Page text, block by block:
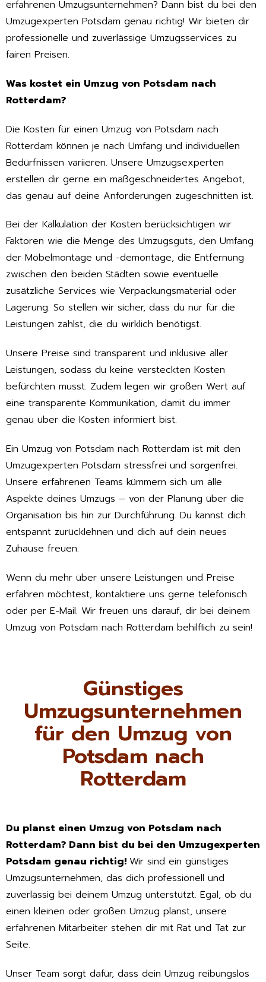
erfahrenen Umzugsunternehmen? Dann bist du bei den
Umzugexperten Potsdam genau richtig! Wir bieten dir
professionelle und zuverlässige Umzugsservices zu
fairen Preisen.
Was kostet ein Umzug von Potsdam nach
Rotterdam?
Die Kosten für einen Umzug von Potsdam nach
Rotterdam können je nach Umfang und individuellen
Bedürfnissen variieren. Unsere Umzugsexperten
erstellen dir gerne ein maßgeschneidertes Angebot,
das genau auf deine Anforderungen zugeschnitten ist.
Bei der Kalkulation der Kosten berücksichtigen wir
Faktoren wie die Menge des Umzugsguts, den Umfang
der Möbelmontage und -demontage, die Entfernung
zwischen den beiden Städten sowie eventuelle
zusätzliche Services wie Verpackungsmaterial oder
Lagerung. So stellen wir sicher, dass du nur für die
Leistungen zahlst, die du wirklich benötigst.
Unsere Preise sind transparent und inklusive aller
Leistungen, sodass du keine versteckten Kosten
befürchten musst. Zudem legen wir großen Wert auf
eine transparente Kommunikation, damit du immer
genau über die Kosten informiert bist.
Ein Umzug von Potsdam nach Rotterdam ist mit den
Umzugexperten Potsdam stressfrei und sorgenfrei.
Unsere erfahrenen Teams kümmern sich um alle
Aspekte deines Umzugs – von der Planung über die
Organisation bis hin zur Durchführung. Du kannst dich
entspannt zurücklehnen und dich auf dein neues
Zuhause freuen.
Wenn du mehr über unsere Leistungen und Preise
erfahren möchtest, kontaktiere uns gerne telefonisch
oder per E-Mail. Wir freuen uns darauf, dir bei deinem
Umzug von Potsdam nach Rotterdam behilflich zu sein!
Günstiges
Umzugsunternehmen
für den Umzug von
Potsdam nach
Rotterdam
Du planst einen Umzug von Potsdam nach
Rotterdam? Dann bist du bei den Umzugexperten
Potsdam genau richtig! Wir sind ein günstiges
Umzugsunternehmen, das dich professionell und
zuverlässig bei deinem Umzug unterstützt. Egal, ob du
einen kleinen oder großen Umzug planst, unsere
erfahrenen Mitarbeiter stehen dir mit Rat und Tat zur
Seite.
Unser Team sorgt dafür, dass dein Umzug reibungslos